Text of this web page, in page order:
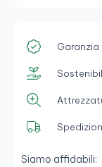
Garanzia
Siamo affidabili: